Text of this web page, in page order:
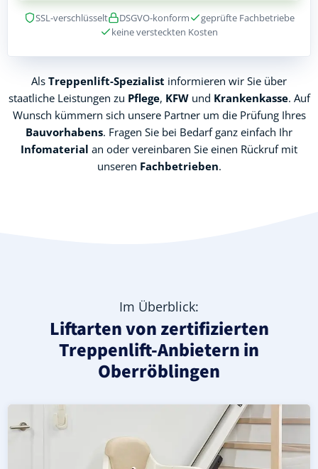
SSL-verschlüsselt DSGVO-konform
geprüfte Fachbetriebe
keine versteckten Kosten
Als Treppenlift-Spezialist informieren wir Sie über
staatliche Leistungen zu Pflege, KFWund Krankenkasse. Auf
Wunsch kümmern sich unsere Partner um die Prüfung Ihres
Bauvorhabens. Fragen Sie bei Bedarf ganz einfach Ihr
Infomaterial an oder vereinbaren Sie einen Rückruf mit
unseren Fachbetrieben.
Im Überblick:
Liftarten von zertifizierten
Treppenlift-Anbietern in
Oberröblingen
Moderner gerader Treppenlift in Oberröblingen
Geprüfter, gebrauchter Treppenlift für gerade
Neuer Treppenlift für gerade Treppen in